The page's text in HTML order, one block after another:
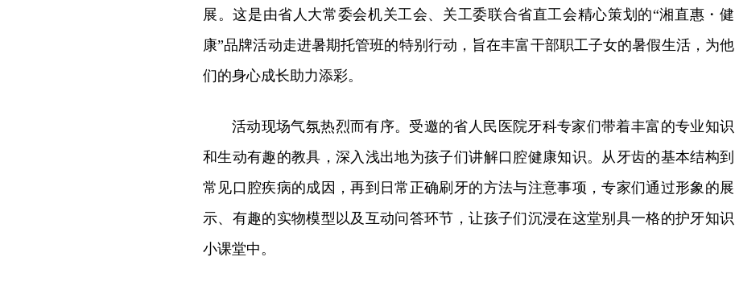
展。这是由省人大常委会机关工会、关工委联合省直工会精心策划的“湘直惠・健
康”品牌活动走进暑期托管班的特别行动，旨在丰富干部职工子女的暑假生活，为他
们的身心成长助力添彩。
活动现场气氛热烈而有序。受邀的省人民医院牙科专家们带着丰富的专业知识
和生动有趣的教具，深入浅出地为孩子们讲解口腔健康知识。从牙齿的基本结构到
常见口腔疾病的成因，再到日常正确刷牙的方法与注意事项，专家们通过形象的展
示、有趣的实物模型以及互动问答环节，让孩子们沉浸在这堂别具一格的护牙知识
小课堂中。